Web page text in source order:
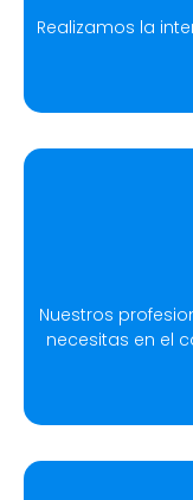
Realizamos la
Nuestros
necesitas en el